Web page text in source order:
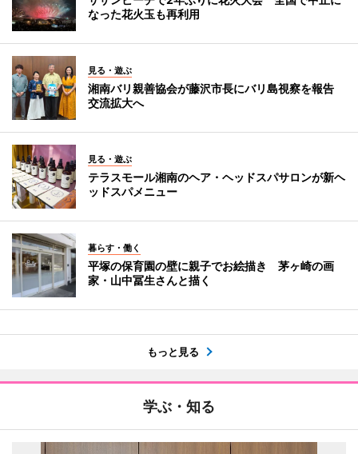
なった花火玉も再利用
見る・遊ぶ
湘南バリ親善協会が藤沢市長にバリ島視察を報告
交流拡大へ
見る・遊ぶ
テラスモール湘南のヘア・ヘッドスパサロンが新ヘ
ッドスパメニュー
暮らす・働く
平塚の保育園の壁に親子でお絵描き 茅ヶ崎の画
家・山中冨生さんと描く
もっと見る
学ぶ・知る